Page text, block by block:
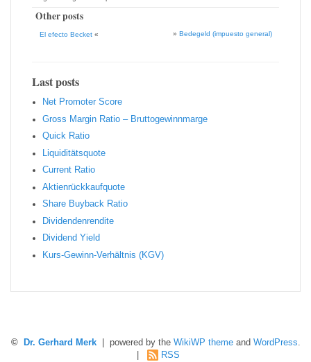
Other posts
El efecto Becket « » Bedegeld (impuesto general)
Last posts
Net Promoter Score
Gro ss Margin Ratio – Bruttogewinnmarge
Quic k Ratio
Liquiditätsquote
Current Ratio
Aktienrückkaufquote
Sha re Buyback Ratio
Dividendenrendite
Dividend Yield
Kurs-Gewinn-Verhältnis (KGV)
© Dr. Gerhard Merk| powered by the WikiWP themeand WordPress.
RSS